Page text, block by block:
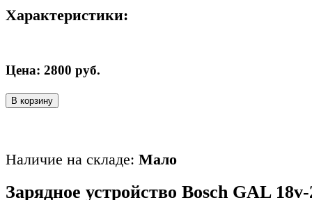
Характеристики:
Цена: 2800 руб.
В корзину
Наличие на складе: Мало
Зарядное устройство Bosch GAL